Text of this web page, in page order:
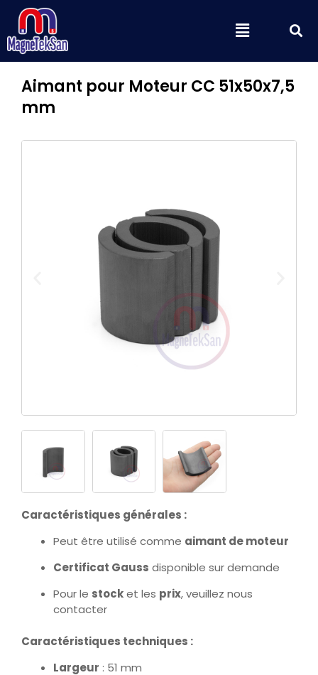
contenu
Menu
Aimant pour Moteur CC 51x50x7,5
mm
Caractéristiques générales :
Peut être utilisé comme aimant de moteur
Certificat Gauss disponible sur demande
Pour le stocket les prix, veuillez nous
contacter
Caractéristiques techniques :
Largeur : 51 mm